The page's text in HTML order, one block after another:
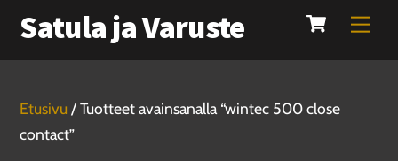
content
Cart
Satula ja Varuste
Etusivu / Tuotteet avainsanalla “wintec 500 close
contact”